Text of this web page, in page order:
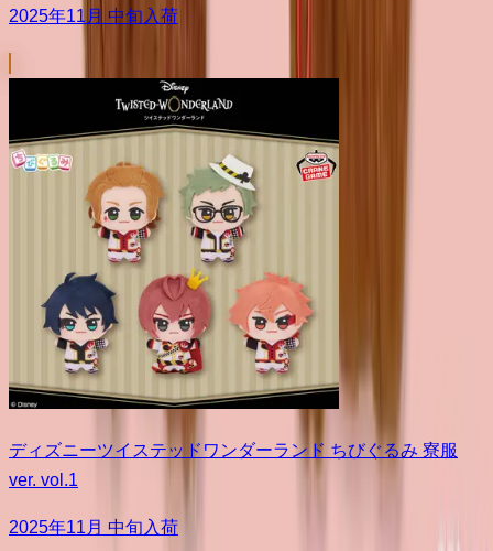
2025年11月 中旬入荷
ディズニーツイステッドワンダーランド ちびぐるみ 寮服
ver. vol.1
2025年11月 中旬入荷